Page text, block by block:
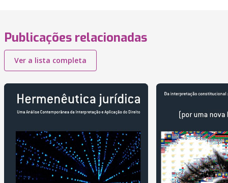
Publicações relacionadas
Ver a lista completa